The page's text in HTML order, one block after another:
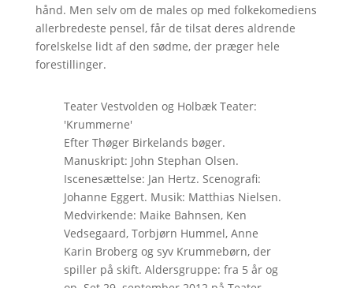
hånd. Men selv om de males op med folkekomediens
allerbredeste pensel, får de tilsat deres aldrende
forelskelse lidt af den sødme, der præger hele
forestillinger.
Teater Vestvolden og Holbæk Teater:
'Krummerne'
Efter Thøger Birkelands bøger.
Manuskript: John Stephan Olsen.
Iscenesættelse: Jan Hertz. Scenografi:
Johanne Eggert. Musik: Matthias Nielsen.
Medvirkende: Maike Bahnsen, Ken
Vedsegaard, Torbjørn Hummel, Anne
Karin Broberg og syv Krummebørn, der
spiller på skift. Aldersgruppe: fra 5 år og